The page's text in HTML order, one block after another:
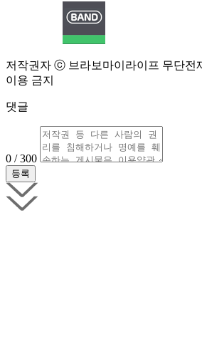
저작권자 ⓒ 브라보마이라이프 무단전
이용 금지
댓글
0 / 300